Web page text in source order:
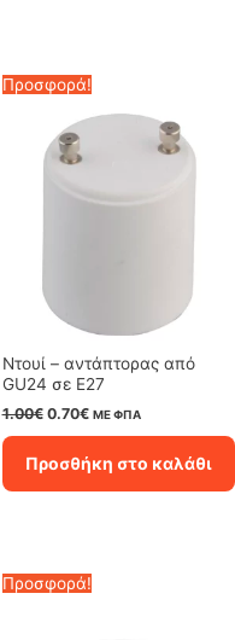
Προσφορά!
Ντουί – αντάπτορας από
GU24 σε E27
1.00€ Original
price
1.00€.
0.70€Η
τρέχουσα
είναι:
0.70€.
ΜΕ ΦΠΑ
Προσθήκη στο καλάθι
Προσφορά!